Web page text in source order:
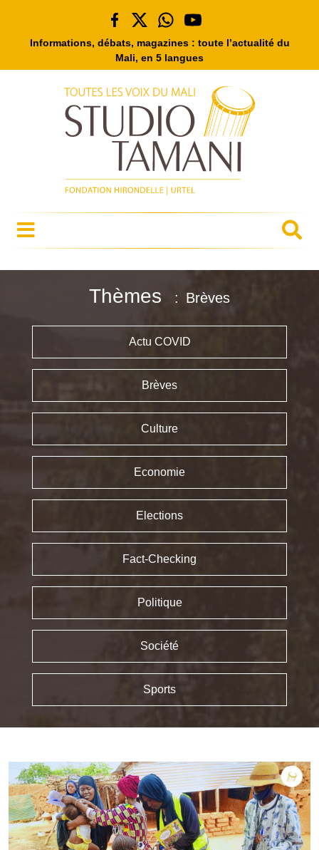
Informations, débats, magazines : toute l’actualité du
Mali, en 5 langues
Thèmes Brèves
Actu COVID
Brèves
Culture
Economie
Elections
Fact-Checking
Politique
Société
Sports